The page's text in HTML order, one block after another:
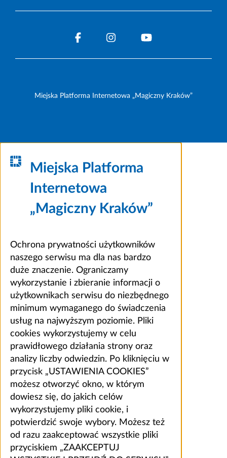
Miejska Platforma Internetowa „Magiczny Kraków”
Miejska Platforma
Internetowa
„Magiczny Kraków”
Ochrona prywatności użytkowników
naszego serwisu ma dla nas bardzo
duże znaczenie. Ograniczamy
wykorzystanie i zbieranie informacji o
użytkownikach serwisu do niezbędnego
minimum wymaganego do świadczenia
usług na najwyższym poziomie. Pliki
cookies wykorzystujemy w celu
prawidłowego działania strony oraz
analizy liczby odwiedzin. Po kliknięciu w
przycisk „USTAWIENIA COOKIES”
możesz otworzyć okno, w którym
dowiesz się, do jakich celów
wykorzystujemy pliki cookie, i
potwierdzić swoje wybory. Możesz też
od razu zaakceptować wszystkie pliki
przyciskiem „ZAAKCEPTUJ